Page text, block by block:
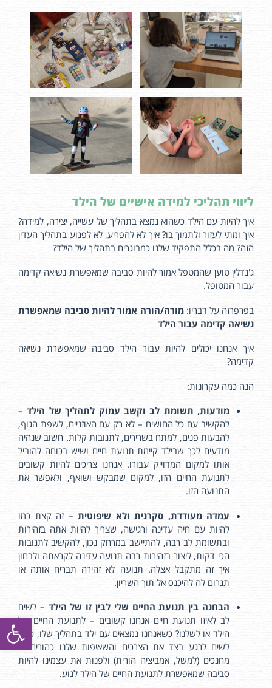
פתח
ליווי תהליכי למידה אישיים של הילד
איך להיות עם הילד כשהוא נמצא בתהליך של עשייה, יצירה, למידה?
איך ומתי לעזור ולתמוך בו? איך לא להפריע, לא לפגוע בתהליך העדין
הזה? מה בכלל התפקיד שלנו כמבוגרים בתהליך של הילד?
ג'נדלין טוען שהמטפל אמור להיות סביבה שמאפשרת נשיאה קדימה
עבור המטופל.
בפרפרזה על דבריו:מורה/הורה אמור להיות סביבה שמאפשרת
נשיאה קדימה עבור הילד
איך אנחנו יכולים להיות עבור הילד סביבה שמאפשרת נשיאה
קדימה?
הנה כמה עקרונות:
מודעות, תשומת לב וקשב עמוק לתהליך של הילד –
להקשיב עם כל החושים – לא רק עם האוזניים, לשפת הגוף,
להבעות פנים, למתח בשרירים, לתגובות קלות. חשוב שנהיה
מודעים לכך שבילד קיימת תנועת חיים ושיש בכוחה להוביל
אותו למקום המדוייק עבורו. אנחנו צריכים להיות קשובים
לתנועת החיים הזו, למקום שמבקש ושואף, ולאפשר את
התנועה הזו.
עמדה מעודדת, סקרנית ולא שיפוטית – זה קצת כמו
להיות עם חיה עדינה ורגישה, שצריך להיות אתה בזהירות
ובתשומת לב רבה, להתיישב במרחק נכון, להקשיב לתגובות
הכי דקות, ליצור בזהירות רבה תנועה עדינה לקראתה ולבחון
איך זה מתקבל אצלה. תנועה לא זהירה תבריח אותה או
תגרום לה להיכנס אל תוך השריון.
הבחנה בין תנועת החיים שלי לבין זו של הילד – לשים
לב לאיזו תנועת חיים אנחנו קשובים – לתנועת החיים של
הילד או לשלנו? כשאנחנו נמצאים עם ילד בתהליך שלו, כדאי
לשים לרגע בצד את הצרכים והשאיפות שלנו כהורים או
מחנכים (למשל, אמביציה הורית) ולפנות את עצמינו להיות
סביבה שמאפשרת לתנועת החיים של הילד לנוע.